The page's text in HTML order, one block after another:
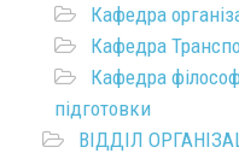
Кафедра
Кафедра
Кафедра
підготовки
ВІДДІЛ